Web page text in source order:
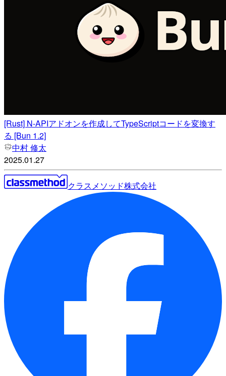
[Rust] N-APIアドオンを作成してTypeScriptコードを変換す
る [Bun 1.2]
中村 修太
2025.01.27
クラスメソッド株式会社